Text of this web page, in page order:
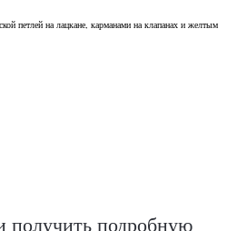
петлей на лацкане, карманами на клапанах и желтым
получить подробную